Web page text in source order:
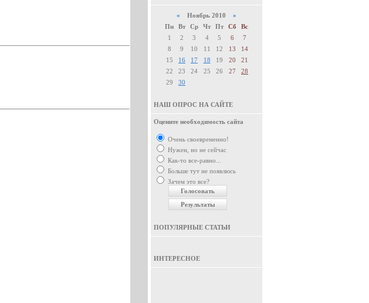
« Ноябрь 2010 »
Пн
Вт Ср Чт Пт Сб
Вс
1
2 3 4 5 6
7
8
9 10 11 12 13
14
15
16 17 18 19 20
21
22
23 24 25 26 27
28
29
30
НАШ ОПРОС НА САЙТЕ
Оцените необходимость сайта
Очень своевременно!
Нужен, но не сейчас
Как-то все-равно...
Больше тут не появлюсь
Зачем это все?
ПОПУЛЯРНЫЕ СТАТЬИ
ИНТЕРЕСНОЕ